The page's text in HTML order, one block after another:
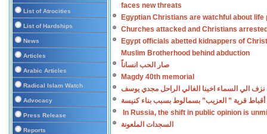
List of Atrocities
List of Hardships
News
Articles
Arabic Articles
Radical Islam Watch
Advocacy
Press Release
Reports
faces new threats
Egyptian Christians are watchful about life
Churches attacked and Christians
Egypt officials abetted kidnappers of
Muslim Brotherhood behind abduction
صار الحب انساناً
Magdy 40th memorial
نزف الي السماء اخينا الغالي الراحل مجدي يوسف
أقباط قرية ” العزيب” بسمالوط بسبب بناء كنيسة
In Russia, the shift in public opinion is
السجدات الملعونة